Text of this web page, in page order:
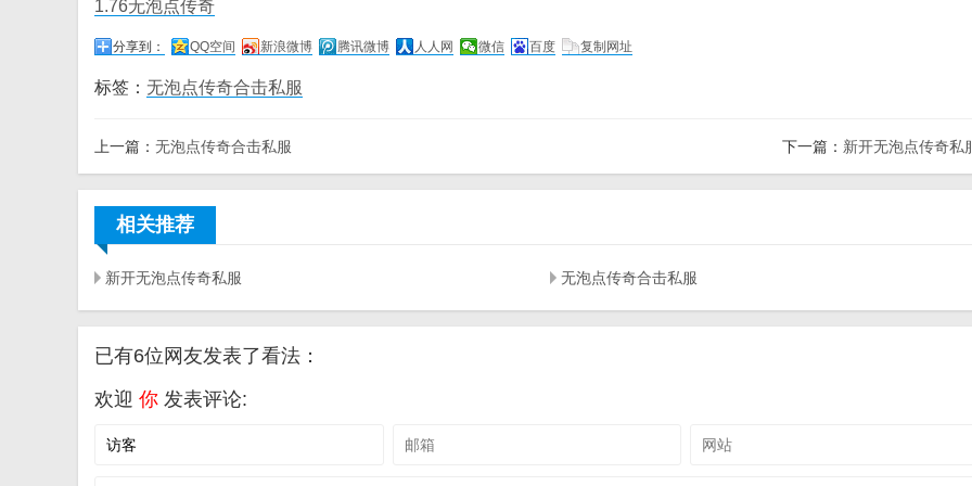
1.76无泡点传奇
分享到： QQ空间 新浪微博 腾讯微博 人人网 微信 百度 复制网址
标签： 无泡点传奇合击私服
上一篇： 无泡点传奇合击私服 下一篇： 新开无泡点传奇私
相关推荐
新开无泡点传奇私服 无泡点传奇合击私服
已有6位网友发表了看法：
欢迎 你 发表评论: